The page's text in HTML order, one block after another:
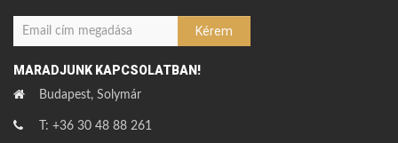
MARADJUNK KAPCSOLATBAN!
Budapest, Solymár
T: +36 30 48 88 261